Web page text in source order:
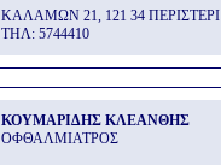
ΚΑΛΑΜΩΝ 21, 121 34 ΠΕΡΙΣΤΕΡΙ
THΛ: 5744410
ΚΟΥΜΑΡΙΔΗΣ ΚΛΕΑΝΘΗΣ
ΟΦΘΑΛΜΙΑΤΡΟΣ